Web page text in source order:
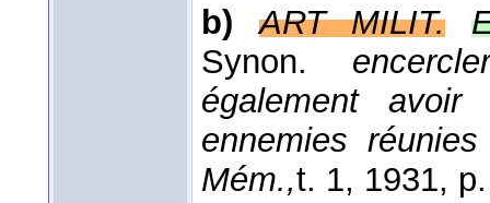
b)
ART MILIT.
Synon.
également
ennemies
Mém.,t. 1, 1931,